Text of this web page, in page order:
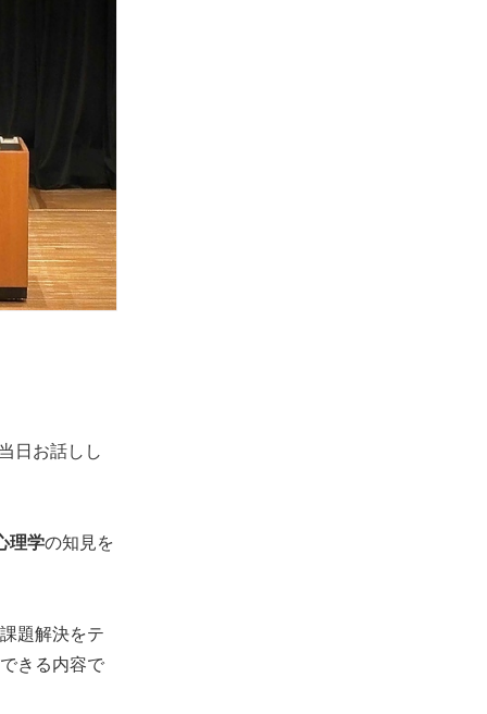
日お話しし
理学の知見を
題解決をテ
きる内容で